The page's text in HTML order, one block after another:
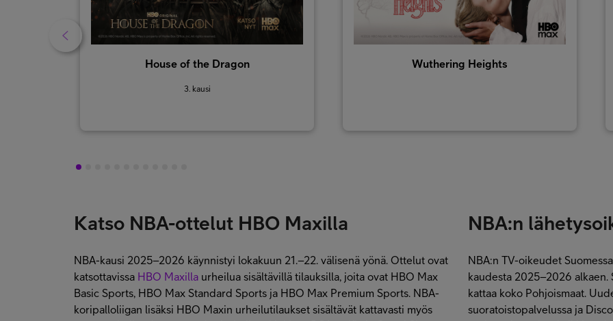
House of the Dragon
3. kausi
Wuthering Heights
1
Katso NBA-ottelut HBO Maxilla
NBA-kausi 2025–2026 käynnistyi lokakuun 21.–22. välisenä yönä. Ottelut ovat
katsottavissa HBO Maxilla urheilua sisältävillä tilauksilla, joita ovat HBO Max
Basic Sports, HBO Max Standard Sports ja HBO Max Premium Sports. NBA-
koripalloliigan lisäksi HBO Maxin urheilutilaukset sisältävät kattavasti myös
NBA:n
NBA:n TV-oikeudet
kaudesta 2025–2026
kattaa koko Pohjoismaat.
suoratoistopalvelussa ja